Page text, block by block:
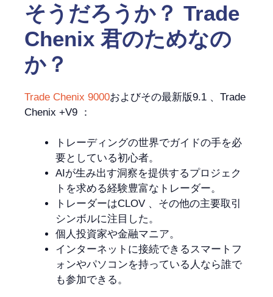
そうだろうか？ Trade
Chenix 君のためなの
か？
Trade Chenix 9000およびその最新版9.1 、Trade
Chenix +V9 ：
トレーディングの世界でガイドの手を必
要としている初心者。
AIが生み出す洞察を提供するプロジェク
トを求める経験豊富なトレーダー。
トレーダーはCLOV 、その他の主要取引
シンボルに注目した。
個人投資家や金融マニア。
インターネットに接続できるスマートフ
ォンやパソコンを持っている人なら誰で
も参加できる。